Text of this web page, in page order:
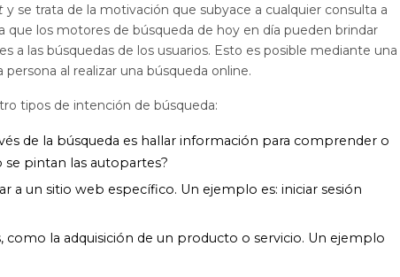
y se trata de la motivación que subyace a cualquier consulta a
que los motores de búsqueda de hoy en día pueden brindar
a las búsquedas de los usuarios. Esto es posible mediante una
al realizar una búsqueda online.
tipos de intención de búsqueda:
de la búsqueda es hallar información para comprender o
pintan las autopartes?
a un sitio web específico. Un ejemplo es: iniciar sesión
como la adquisición de un producto o servicio. Un ejemplo